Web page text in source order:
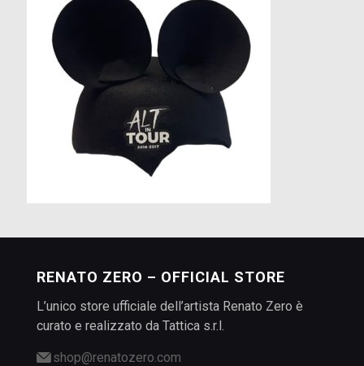
RENATO ZERO – OFFICIAL STORE
L’unico store ufficiale dell’artista Renato Zero è
curato e realizzato da Tattica s.r.l.
shop@renatozero.com